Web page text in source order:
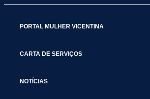
PORTAL MULHER VICENTINA
CARTA DE SERVIÇOS
NOTÍCIAS